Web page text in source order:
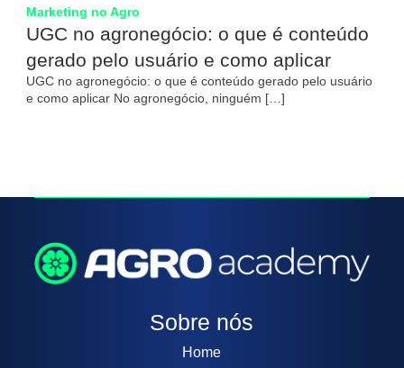
Marketing no Agro
UGC no agronegócio: o que é conteúdo
gerado pelo usuário e como aplicar
UGC no agronegócio: o que é conteúdo gerado pelo usuário
e como aplicar No agronegócio, ninguém […]
Sobre nós
Home